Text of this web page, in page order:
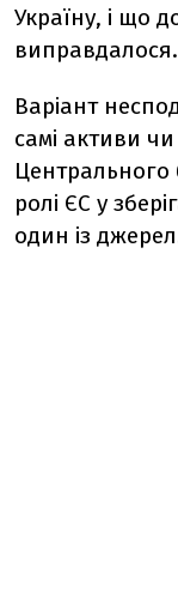
Україну, і що
виправдалося.
Варіант
самі активи
Центрального
ролі ЄС у
один із